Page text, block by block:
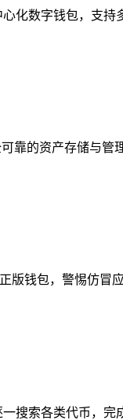
化数字钱包，支持
靠的资产存储与管
版钱包，警惕仿冒
搜索各类代币，完